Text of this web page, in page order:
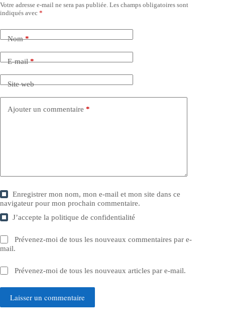
Votre adresse e-mail ne sera pas publiée. Les champs obligatoires sont
indiqués avec *
Nom*
E-mail*
Site web
Ajouter un commentaire *
Enregistrer mon nom, mon e-mail et mon site dans ce
navigateur pour mon prochain commentaire.
J’accepte lapolitique de confidentialité
Prévenez-moi de tous les nouveaux commentaires par e-
mail.
Prévenez-moi de tous les nouveaux articles par e-mail.
Laisser un commentaire